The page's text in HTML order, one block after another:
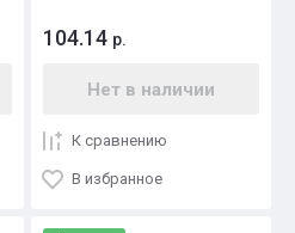
104.14 р.
Нет в наличии
К сравнению
В избранное